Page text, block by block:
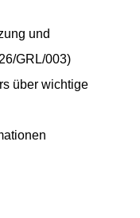
und
GRL/003)
über wichtige